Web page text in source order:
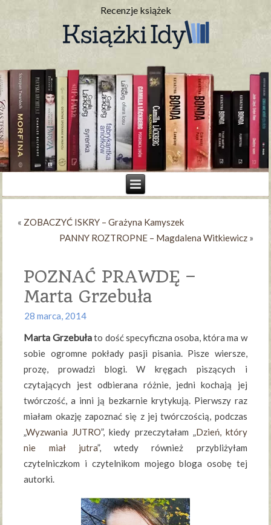
Recenzje książek
« ZOBACZYĆ ISKRY – Grażyna Kamyszek
PANNY ROZTROPNE – Magdalena Witkiewicz»
POZNAĆ PRAWDĘ –
Marta Grzebuła
28 marca, 2014
Marta Grzebułato dość specyficzna osoba, która ma w
sobie ogromne pokłady pasji pisania. Pisze wiersze,
prozę, prowadzi blogi. W kręgach piszących i
czytających jest odbierana różnie, jedni kochają jej
twórczość, a inni ją bezkarnie krytykują. Pierwszy raz
miałam okazję zapoznać się z jej twórczością, podczas
„Wyzwania JUTRO”, kiedy przeczytałam „Dzień, który
nie miał jutra”, wtedy również przybliżyłam
czytelniczkom i czytelnikom mojego bloga osobę tej
autorki.